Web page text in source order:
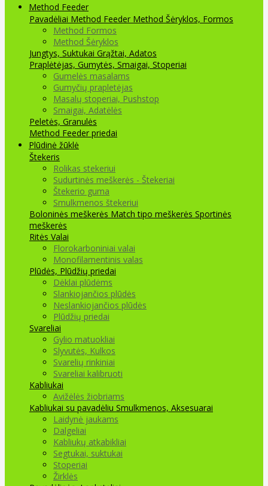
Method Feeder
Pavadėliai Method Feeder Method Šėryklos, Formos
Method Formos
Method Šėryklos
Jungtys, Suktukai Grąžtai, Adatos
Praplėtėjas, Gumytės, Smaigai, Stoperiai
Gumelės masalams
Gumyčių prapletėjas
Masalų stoperiai, Pushstop
Smaigai, Adatėlės
Peletės, Granulės
Method Feeder priedai
Plūdinė žūklė
Štekeris
Rolikas stekeriui
Sudurtinės meškerės - Štekeriai
Štekerio guma
Smulkmenos štekeriui
Boloninės meškerės Match tipo meškerės Sportinės
meškerės
Ritės Valai
Florokarboniniai valai
Monofilamentinis valas
Plūdės, Plūdžių priedai
Dėklai plūdėms
Slankiojančios plūdės
Neslankiojančios plūdės
Plūdžių priedai
Svareliai
Gylio matuokliai
Slyvutės, Kulkos
Svarelių rinkiniai
Svareliai kalibruoti
Kabliukai
Avižėlės žiobriams
Kabliukai su pavadėliu Smulkmenos, Aksesuarai
Laidynė jaukams
Dalgeliai
Kabliukų atkabikliai
Segtukai, suktukai
Stoperiai
Žirklės